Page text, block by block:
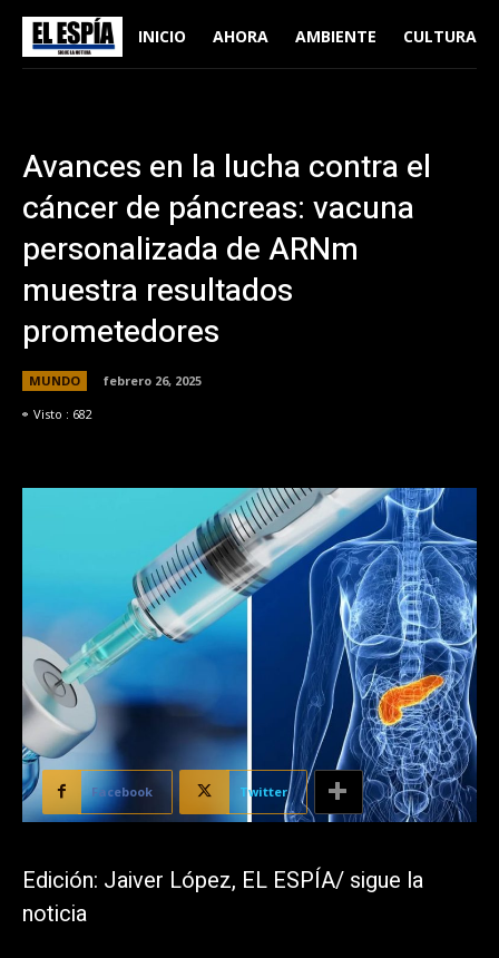
INICIO AHORA AMBIENTE CULTURA
Avances en la lucha contra el
cáncer de páncreas: vacuna
personalizada de ARNm
muestra resultados
prometedores
MUNDO
febrero 26, 2025
Visto : 682
Facebook Twitter
Edición: Jaiver López, EL ESPÍA/ sigue la
noticia